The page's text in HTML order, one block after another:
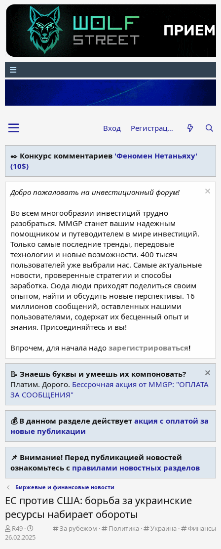
Вход Регистрация
✒️ Конкурс комментариев 'Феномен Нетаньяху'
(10$)
Добро пожаловать на инвестиционный форум!
Во всем многообразии инвестиций трудно
разобраться. MMGP станет вашим надежным
помощником и путеводителем в мире инвестиций.
Только самые последние тренды, передовые
технологии и новые возможности. 400 тысяч
пользователей уже выбрали нас. Самые актуальные
новости, проверенные стратегии и способы
заработка. Сюда люди приходят поделиться своим
опытом, найти и обсудить новые перспективы. 16
миллионов сообщений, оставленных нашими
пользователями, содержат их бесценный опыт и
знания. Присоединяйтесь и вы!
Впрочем, для начала надо зарегистрироваться!
📝 Знаешь буквы и умеешь их компоновать?
Платим. Дорого. Бессрочная акция от MMGP: "ОПЛАТА
ЗА СООБЩЕНИЯ"
💰 В данном разделе действует акция с оплатой за
новые публикации
📌 Внимание! Перед публикацией новостей
ознакомьтесь с правилами новостных разделов
Биржевые и финансовые новости
ЕС против США: борьба за украинские
ресурсы набирает обороты
К
За рубежом
К
Политика
К
Украина
К
Финансы
А
в
R49
Д
26.02.2025